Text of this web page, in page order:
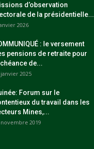
d’observation
de la présidentielle...
2026
: le versement
pensions de retraite pour
de...
2025
Forum sur le
du travail dans les
Mines,...
novembre 2019